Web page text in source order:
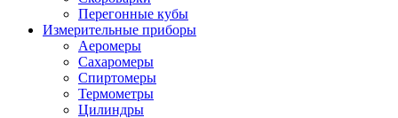
Перегонные кубы
Измерительные приборы
Аеромеры
Сахаромеры
Спиртомеры
Термометры
Цилиндры